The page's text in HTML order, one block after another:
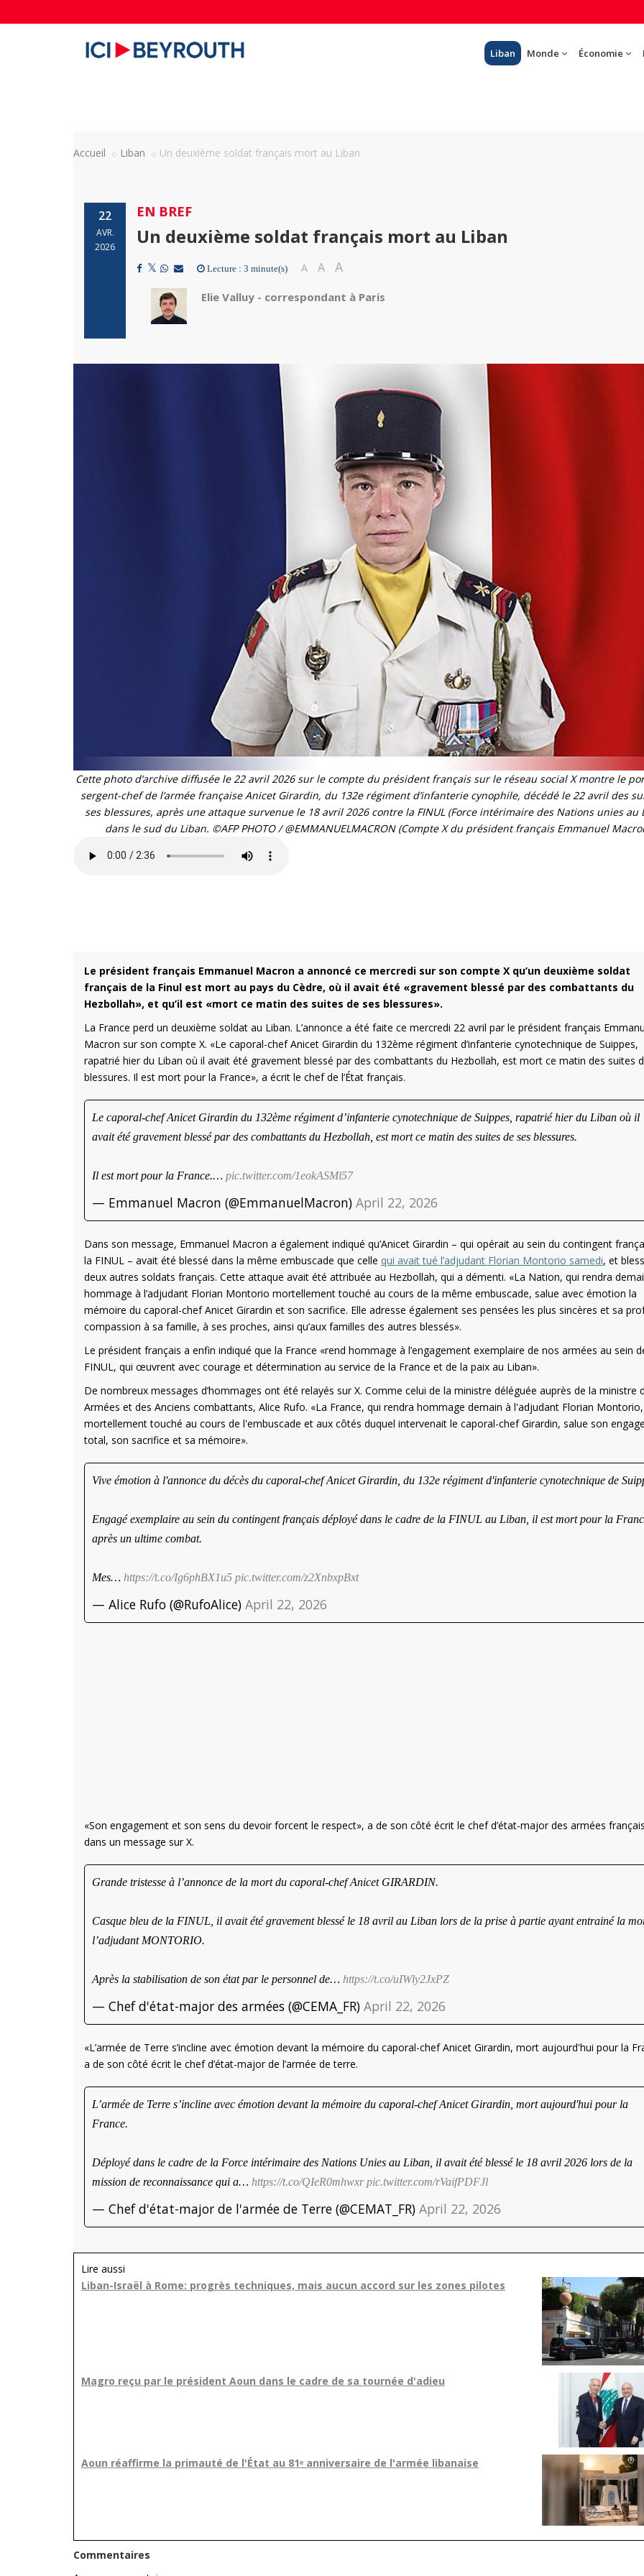
Liban Monde Économie
Accueil Liban Un deuxième soldat français mort au Liban
22
AVR.
2026
EN BREF
Un deuxième soldat français mort au Liban
Lecture : 3 minute(s) A A A
Elie Valluy - correspondant à Paris
Cette photo d’archive diffusée le 22 avril 2026 sur le compte du président français sur le réseau social X montre le
sergent-chef de l’armée française Anicet Girardin, du 132e régiment d’infanterie cynophile, décédé le 22 avril des
ses blessures, après une attaque survenue le 18 avril 2026 contre la FINUL (Force intérimaire des Nations unies au
dans le sud du Liban. ©AFP PHOTO / @EMMANUELMACRON (Compte X du président français Emmanuel
Le président français Emmanuel Macron a annoncé ce mercredi sur son compte X qu’un deuxième soldat
français de la Finul est mort au pays du Cèdre, où il avait été «gravement blessé par des combattants du
Hezbollah», et qu’il est «mort ce matin des suites de ses blessures».
La France perd un deuxième soldat au Liban. L’annonce a été faite ce mercredi 22 avril par le président français
Macron sur son compte X. «Le caporal-chef Anicet Girardin du 132ème régiment d’infanterie cynotechnique de Suippes,
rapatrié hier du Liban où il avait été gravement blessé par des combattants du Hezbollah, est mort ce matin des suites
blessures. Il est mort pour la France», a écrit le chef de l’État français.
Le caporal-chef Anicet Girardin du 132ème régiment d’infanterie cynotechnique de Suippes, rapatrié hier du Liban où il
avait été gravement blessé par des combattants du Hezbollah, est mort ce matin des suites de ses blessures.
Il est mort pour la France.… pic.twitter.com/1eokASMl57
— Emmanuel Macron (@EmmanuelMacron) April 22, 2026
Dans son message, Emmanuel Macron a également indiqué qu’Anicet Girardin – qui opérait au sein du contingent
la FINUL – avait été blessé dans la même embuscade que celle qui avait tué l’adjudant Florian Montorio samedi, et
deux autres soldats français. Cette attaque avait été attribuée au Hezbollah, qui a démenti. «La Nation, qui rendra
hommage à l’adjudant Florian Montorio mortellement touché au cours de la même embuscade, salue avec émotion la
mémoire du caporal-chef Anicet Girardin et son sacrifice. Elle adresse également ses pensées les plus sincères et sa
compassion à sa famille, à ses proches, ainsi qu’aux familles des autres blessés».
Le président français a enfin indiqué que la France «rend hommage à l’engagement exemplaire de nos armées au sein
FINUL, qui œuvrent avec courage et détermination au service de la France et de la paix au Liban».
De nombreux messages d’hommages ont été relayés sur X. Comme celui de la ministre déléguée auprès de la ministre
Armées et des Anciens combattants, Alice Rufo. «La France, qui rendra hommage demain à l'adjudant Florian Montorio,
mortellement touché au cours de l'embuscade et aux côtés duquel intervenait le caporal-chef Girardin, salue son
total, son sacrifice et sa mémoire».
Vive émotion à l'annonce du décès du caporal-chef Anicet Girardin, du 132e régiment d'infanterie cynotechnique de
Engagé exemplaire au sein du contingent français déployé dans le cadre de la FINUL au Liban, il est mort pour la
après un ultime combat.
Mes… https://t.co/Ig6phBX1u5 pic.twitter.com/z2XnbxpBxt
— Alice Rufo (@RufoAlice) April 22, 2026
«Son engagement et son sens du devoir forcent le respect», a de son côté écrit le chef d’état-major des armées
dans un message sur X.
Grande tristesse à l’annonce de la mort du caporal-chef Anicet GIRARDIN.
Casque bleu de la FINUL, il avait été gravement blessé le 18 avril au Liban lors de la prise à partie ayant entrainé la
l’adjudant MONTORIO.
Après la stabilisation de son état par le personnel de… https://t.co/uIWly2JxPZ
— Chef d'état-major des armées (@CEMA_FR) April 22, 2026
«L’armée de Terre s’incline avec émotion devant la mémoire du caporal-chef Anicet Girardin, mort aujourd'hui pour la
a de son côté écrit le chef d’état-major de l’armée de terre.
L’armée de Terre s’incline avec émotion devant la mémoire du caporal-chef Anicet Girardin, mort aujourd'hui pour la
France.
Déployé dans le cadre de la Force intérimaire des Nations Unies au Liban, il avait été blessé le 18 avril 2026 lors de la
mission de reconnaissance qui a… https://t.co/QIeR0mhwxr pic.twitter.com/rVaifPDFJl
— Chef d'état-major de l'armée de Terre (@CEMAT_FR) April 22, 2026
Lire aussi
Liban-Israël à Rome: progrès techniques, mais aucun accord sur les zones pilotes
Magro reçu par le président Aoun dans le cadre de sa tournée d'adieu
Aoun réaffirme la primauté de l'État au 81ᵉ anniversaire de l'armée libanaise
Commentaires